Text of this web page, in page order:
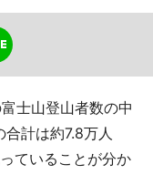
士山登山者数の中
計は約7.8万人
ていることが分か